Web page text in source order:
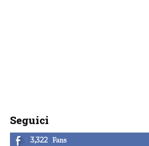
Seguici
3,322 Fans